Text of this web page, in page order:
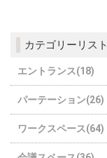
カテゴリーリスト
エントランス(18)
パーテーション(26)
ワークスペース(64)